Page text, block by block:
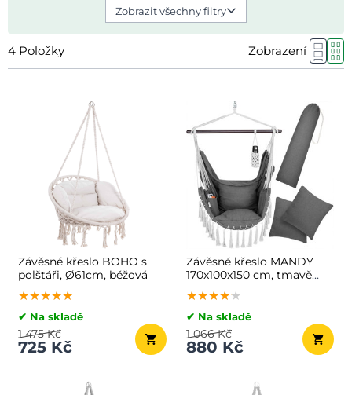
Zobrazit všechny filtry
4 Položky Zobrazení
Závěsné křeslo BOHO s
polštáři, Ø61cm, béžová
★★★★★
★★★★★
★★★★★
✔ Na skladě
725 Kč
1 475 Kč
Závěsné křeslo MANDY
170x100x150 cm, tmavě
šedé
★★★★★
★★★★★
★★★★★
✔ Na skladě
880 Kč
1 066 Kč